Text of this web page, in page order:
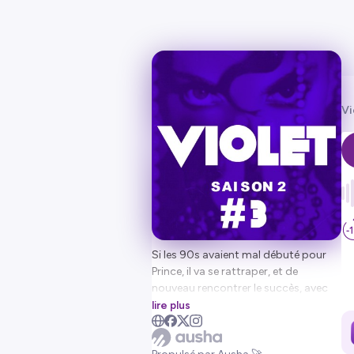
Si les 90s avaient mal débuté pour
Prince, il va se rattraper, et de
nouveau rencontrer le succès, avec
l'album Diamonds and Pearls.
Nouveau groupe, singles en tête des
charts, prestations remarquées sur
lire plus